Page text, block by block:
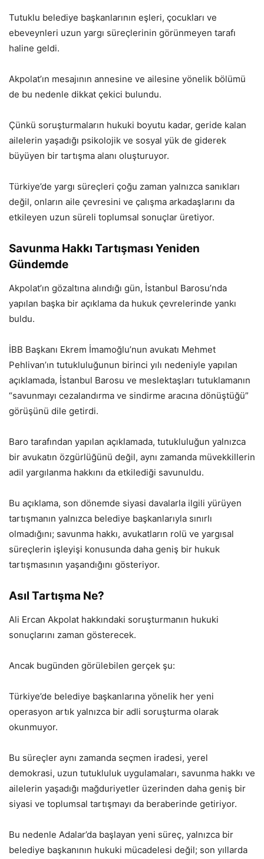
Tutuklu belediye başkanlarının eşleri, çocukları ve
ebeveynleri uzun yargı süreçlerinin görünmeyen tarafı
haline geldi.
Akpolat’ın mesajının annesine ve ailesine yönelik bölümü
de bu nedenle dikkat çekici bulundu.
Çünkü soruşturmaların hukuki boyutu kadar, geride kalan
ailelerin yaşadığı psikolojik ve sosyal yük de giderek
büyüyen bir tartışma alanı oluşturuyor.
Türkiye’de yargı süreçleri çoğu zaman yalnızca sanıkları
değil, onların aile çevresini ve çalışma arkadaşlarını da
etkileyen uzun süreli toplumsal sonuçlar üretiyor.
Savunma Hakkı Tartışması Yeniden
Gündemde
Akpolat’ın gözaltına alındığı gün, İstanbul Barosu’nda
yapılan başka bir açıklama da hukuk çevrelerinde yankı
buldu.
İBB Başkanı Ekrem İmamoğlu’nun avukatı Mehmet
Pehlivan’ın tutukluluğunun birinci yılı nedeniyle yapılan
açıklamada, İstanbul Barosu ve meslektaşları tutuklamanın
“savunmayı cezalandırma ve sindirme aracına dönüştüğü”
görüşünü dile getirdi.
Baro tarafından yapılan açıklamada, tutukluluğun yalnızca
bir avukatın özgürlüğünü değil, aynı zamanda müvekkillerin
adil yargılanma hakkını da etkilediği savunuldu.
Bu açıklama, son dönemde siyasi davalarla ilgili yürüyen
tartışmanın yalnızca belediye başkanlarıyla sınırlı
olmadığını; savunma hakkı, avukatların rolü ve yargısal
süreçlerin işleyişi konusunda daha geniş bir hukuk
tartışmasının yaşandığını gösteriyor.
Asıl Tartışma Ne?
Ali Ercan Akpolat hakkındaki soruşturmanın hukuki
sonuçlarını zaman gösterecek.
Ancak bugünden görülebilen gerçek şu:
Türkiye’de belediye başkanlarına yönelik her yeni
operasyon artık yalnızca bir adli soruşturma olarak
okunmuyor.
Bu süreçler aynı zamanda seçmen iradesi, yerel
demokrasi, uzun tutukluluk uygulamaları, savunma hakkı ve
ailelerin yaşadığı mağduriyetler üzerinden daha geniş bir
siyasi ve toplumsal tartışmayı da beraberinde getiriyor.
Bu nedenle Adalar’da başlayan yeni süreç, yalnızca bir
belediye başkanının hukuki mücadelesi değil; son yıllarda